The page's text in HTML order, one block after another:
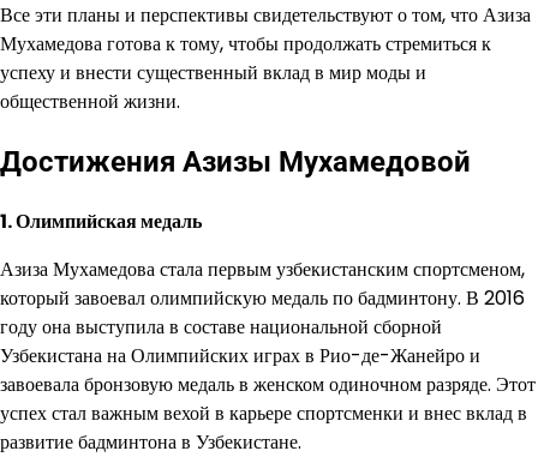
Все эти планы и перспективы свидетельствуют о том, что Азиза
Мухамедова готова к тому, чтобы продолжать стремиться к
успеху и внести существенный вклад в мир моды и
общественной жизни.
Достижения Азизы Мухамедовой
1. Олимпийская медаль
Азиза Мухамедова стала первым узбекистанским спортсменом,
который завоевал олимпийскую медаль по бадминтону. В 2016
году она выступила в составе национальной сборной
Узбекистана на Олимпийских играх в Рио-де-Жанейро и
завоевала бронзовую медаль в женском одиночном разряде. Этот
успех стал важным вехой в карьере спортсменки и внес вклад в
развитие бадминтона в Узбекистане.